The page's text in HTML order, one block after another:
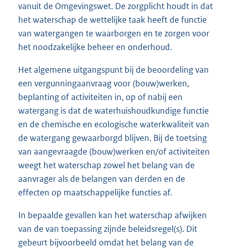
vanuit de Omgevingswet. De zorgplicht houdt in dat
het waterschap de wettelijke taak heeft de functie
van watergangen te waarborgen en te zorgen voor
het noodzakelijke beheer en onderhoud.
Het algemene uitgangspunt bij de beoordeling van
een vergunningaanvraag voor (bouw)werken,
beplanting of activiteiten in, op of nabij een
watergang is dat de waterhuishoudkundige functie
en de chemische en ecologische waterkwaliteit van
de watergang gewaarborgd blijven. Bij de toetsing
van aangevraagde (bouw)werken en/of activiteiten
weegt het waterschap zowel het belang van de
aanvrager als de belangen van derden en de
effecten op maatschappelijke functies af.
In bepaalde gevallen kan het waterschap afwijken
van de van toepassing zijnde beleidsregel(s). Dit
gebeurt bijvoorbeeld omdat het belang van de